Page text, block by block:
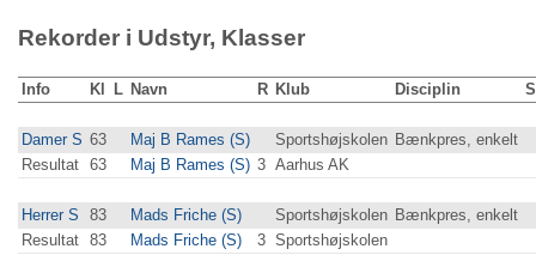
Rekorder i Udstyr, Klasser
Info Kl L Navn R Klub Disciplin
Damer S 63 Maj B Rames (S) Sportshøjskolen Bænkpres, enkelt
Resultat 63 Maj B Rames (S) 3 Aarhus AK
Herrer S 83 Mads Friche (S) Sportshøjskolen Bænkpres, enkelt
Resultat 83 Mads Friche (S) 3 Sportshøjskolen